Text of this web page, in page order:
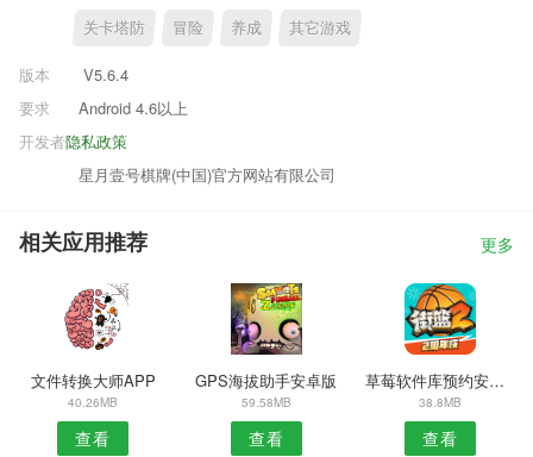
关卡塔防 冒险 养成 其它游戏
版本
V5.6.4
要求
Android 4.6以上
隐私政策
开发者
星月壹号棋牌(中国)官方网站有限公司
相关应用推荐 更多
文件转换大师APP
40.26MB
查看
GPS海拔助手安卓版
59.58MB
查看
草莓软件库预约安卓版
38.8MB
查看